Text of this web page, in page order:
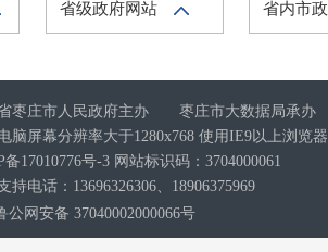
省级政府网站 省内市
枣庄市人民政府主办 枣庄市大数据局承办
脑屏幕分辨率大于1280x768 使用IE9以上浏览
备17010776号-3 网站标识码：3704000061
持电话：13696326306、18906375969
公网安备 37040002000066号